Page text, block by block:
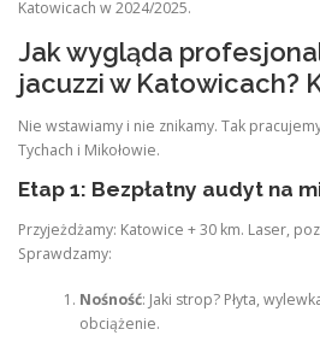
Katowicach w 2024/2025.
Jak wygląda
jacuzzi w Katowicach?
Nie wstawiamy i nie znikamy. Tak
Tychach i Mikołowie.
Etap 1: Bezpłatny audyt na
Przyjeżdżamy: Katowice + 30 km. Laser,
Sprawdzamy:
Nośność: Jaki strop? Płyta,
obciążenie.